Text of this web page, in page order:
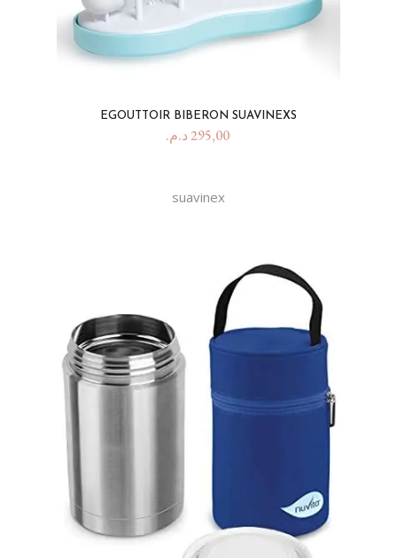
EGOUTTOIR BIBERON SUAVINEXS
295,00د.م.
suavinex